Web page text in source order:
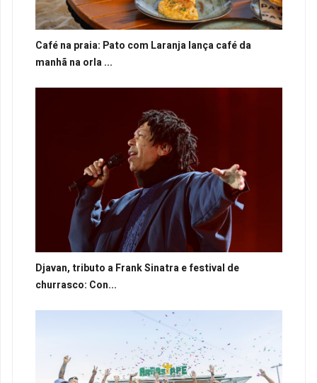
Café na praia: Pato com Laranja lança café da
manhã na orla ...
Djavan, tributo a Frank Sinatra e festival de
churrasco: Con...